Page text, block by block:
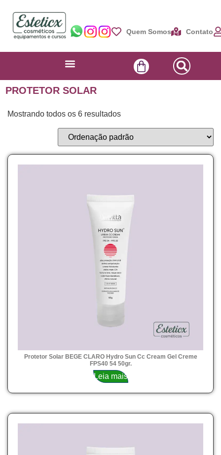
Quem Somos Contato
PROTETOR SOLAR
Mostrando todos os 6 resultados
Protetor Solar BEGE CLARO Hydro Sun Cc Cream Gel Creme
FPS40 54 50gr.
Leia mais